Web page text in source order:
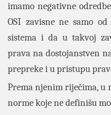
imamo negativne
OSI zavisne ne samo
sistema i da u takvoj
prava na dostojanstven
prepreke i u pristupu
Prema njenim riječima, u
norme koje ne definišu